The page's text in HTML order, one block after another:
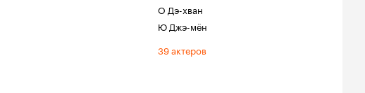
О Дэ-хван
Ю Джэ-мён
39 актеров